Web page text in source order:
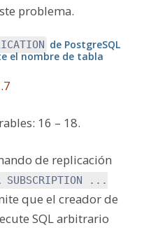
problema.
de PostgreSQL
el nombre de tabla
16 – 18.
de replicación
SUBSCRIPTION ...
que el creador de
SQL arbitrario